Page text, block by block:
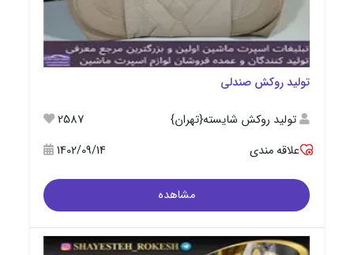
تولید روکش صندلی
تولید روکش شایسته{تهران}
2587
علاقه مندی
1402/09/14
مشاهده